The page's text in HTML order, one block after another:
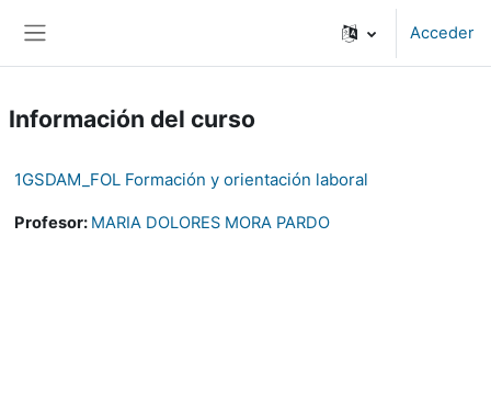
Acceder
Información del curso
1GSDAM_FOL Formación y orientación laboral
Profesor: MARIA DOLORES MORA PARDO